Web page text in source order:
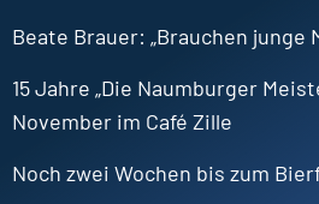
Beate Brauer „Brauchen junge
15 Jahre „Die Naumburger
November im Café Zille
Noch zwei Wochen bis zum